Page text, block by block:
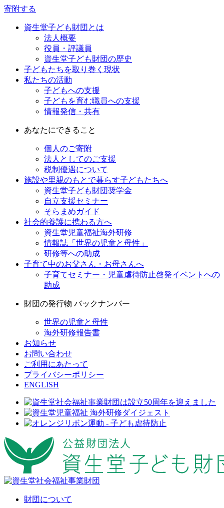
寄附する
資生堂子ども財団とは
法人概要
役員・評議員
資生堂子ども財団の歴史
子どもたちを取り巻く現状
私たちの活動
子どもへの支援
子どもを育む職員への支援
情報発信・共有
あなたにできること
個人のご寄附
法人としてのご支援
税制優遇について
施設や里親のもとで暮らす子どもたちへ
資生堂子ども財団奨学金
自立支援セミナー
そらまめガイド
社会的養護に携わる方へ
資生堂児童福祉海外研修
情報誌「世界の児童と母性」
研修等への助成
子育て中のお父さん・お母さんへ
子育てセミナー・児童虐待防止啓発イベントへの
助成
財団の発行物 バックナンバー
世界の児童と母性
海外研修報告書
お知らせ
お問い合わせ
ご利用にあたって
プライバシーポリシー
ENGLISH
財団について